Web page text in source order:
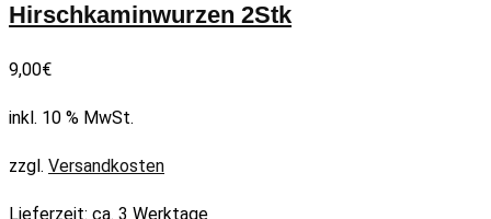
Hirschkaminwurzen 2Stk
9,00€
inkl. 10 % MwSt.
zzgl. Versandkosten
Lieferzeit: ca. 3 Werktage